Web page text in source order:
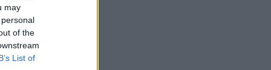
may
of the
List of